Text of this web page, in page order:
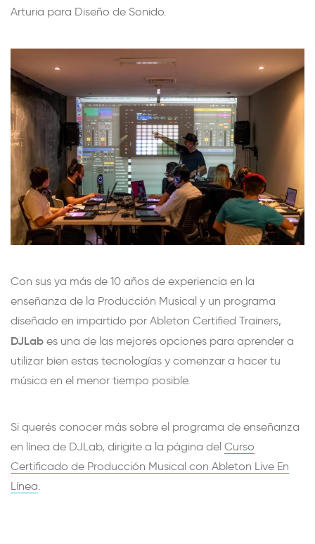
Arturia para Diseño de Sonido.
Con sus ya más de 10 años de experiencia en la
enseñanza de la Producción Musical y un programa
diseñado en impartido por Ableton Certified Trainers,
DJLab es una de las mejores opciones para aprender a
utilizar bien estas tecnologías y comenzar a hacer tu
música en el menor tiempo posible.
Si querés conocer más sobre el programa de enseñanza
en línea de DJLab, dirigite a la página del Curso
Certificado de Producción Musical con Ableton Live En
Línea